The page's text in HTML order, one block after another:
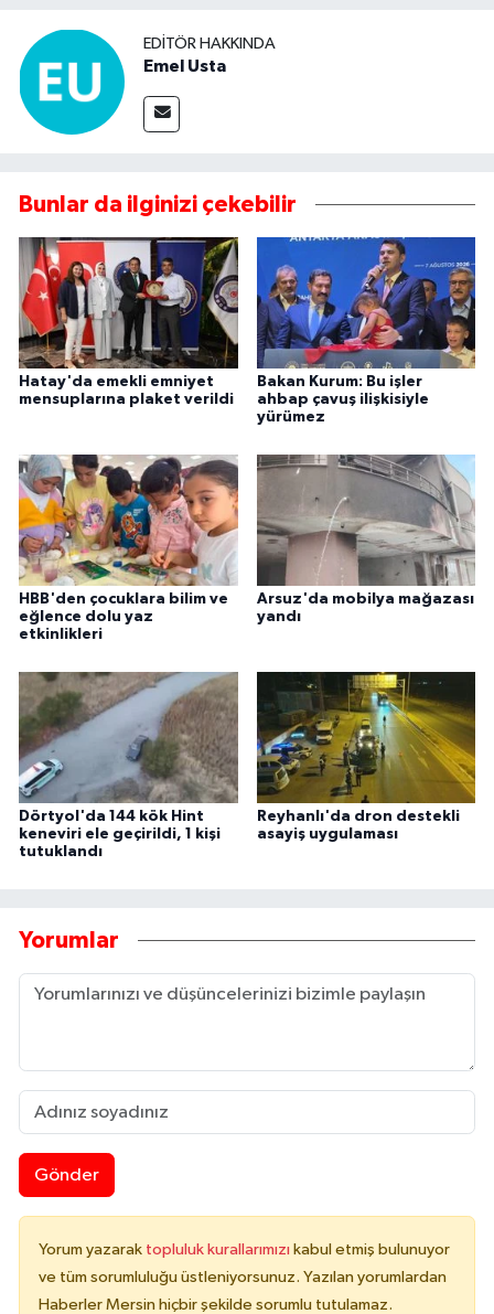
EDITÖR HAKKINDA
Emel Usta
Bunlar da ilginizi çekebilir
Hatay'da emekli emniyet
mensuplarına plaket verildi
Bakan Kurum: Bu işler
ahbap çavuş ilişkisiyle
yürümez
HBB'den çocuklara bilim ve
eğlence dolu yaz
etkinlikleri
Arsuz'da mobilya mağazası
yandı
Dörtyol'da 144 kök Hint
keneviri ele geçirildi, 1 kişi
tutuklandı
Reyhanlı'da dron destekli
asayiş uygulaması
Yorumlar
Gönder
Yorum yazarak topluluk kurallarımızı kabul etmiş bulunuyor
ve tüm sorumluluğu üstleniyorsunuz. Yazılan yorumlardan
Haberler Mersin hiçbir şekilde sorumlu tutulamaz.